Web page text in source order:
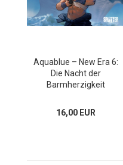
Aquablue – New Era 6:
Die Nacht der
Barmherzigkeit
16,00 EUR